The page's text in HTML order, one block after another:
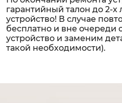
гарантийный талон до 2-
устройство! В случае
бесплатно и вне очереди
устройство и заменим
такой необходимости).